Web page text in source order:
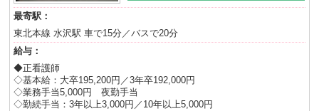
最寄駅：
東北本線 水沢駅 車で15分／バスで20分
給与：
◆正看護師
◇基本給：大卒195,200円／3年卒192,000円
◇業務手当5,000円 夜勤手当
◇勤続手当：3年以上3,000円／10年以上5,000円